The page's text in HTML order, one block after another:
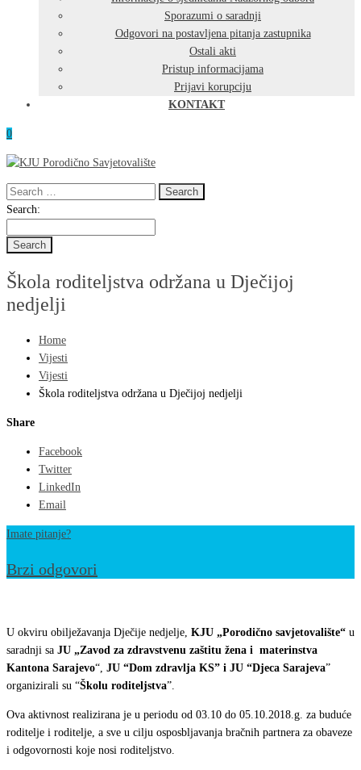
Sporazumi o saradnji
Odgovori na postavljena pitanja zastupnika
Ostali akti
Pristup informacijama
Prijavi korupciju
KONTAKT
0
Search
for:
Search
Search:
Škola roditeljstva održana u Dječijoj
nedjelji
Home
Vijesti
Vijesti
Škola roditeljstva održana u Dječijoj nedjelji
Share
Facebook
Twitter
LinkedIn
Email
Imate pitanje?
Brzi odgovori
roditeljstva
održana
u
Dječijoj
nedjelji
U okviru obilježavanja Dječije nedjelje, KJU „Porodično savjetovalište“ u
saradnji sa JU „Zavod za zdravstvenu zaštitu žena i materinstva
Kantona Sarajevo“, JU “Dom zdravlja KS” i JU “Djeca Sarajeva”
organizirali su “Školu roditeljstva”.
Ova aktivnost realizirana je u periodu od 03.10 do 05.10.2018.g. za buduće
roditelje i roditelje, a sve u cilju osposbljavanja bračnih partnera za obaveze
i odgovornosti koje nosi roditeljstvo.